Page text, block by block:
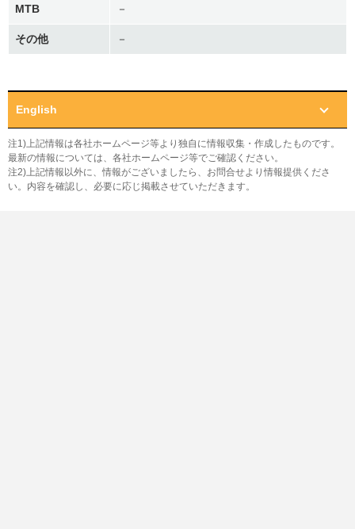
MTB －
その他 －
English
注1)上記情報は各社ホームページ等より独自に情報収集・作成したものです。
最新の情報については、各社ホームページ等でご確認ください。
注2)上記情報以外に、情報がございましたら、お問合せより情報提供くださ
い。内容を確認し、必要に応じ掲載させていただきます。